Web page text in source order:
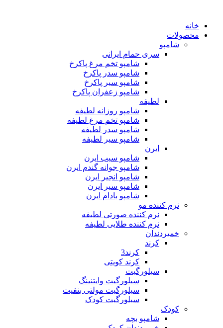
خانه
محصولات
شامپو
سری حمام ایرانی
شامپو تخم مرغ پاکرخ
شامپو سدر پاکرخ
شامپو سیر پاکرخ
شامپو زعفران پاکرخ
لطیفه
شامپو روزانه لطیفه
شامپو تخم مرغ لطیفه
شامپو سدر لطیفه
شامپو سیر لطیفه
ایرن
شامپو سیب ایرن
شامپو جوانه گندم ایرن
شامپو انجیر ایرن
شامپو سیر ایرن
شامپو بادام ایرن
نرم کننده مو
نرم کننده صورتی لطیفه
نرم کننده طلایی لطیفه
خمیردندان
کرند
کرند3
کرند کویتی
سیلورگیت
سیلورگیت وایتنینگ
سیلورگیت مولتی بنفیت
سیلورگیت کودک
کودک
شامپو بچه